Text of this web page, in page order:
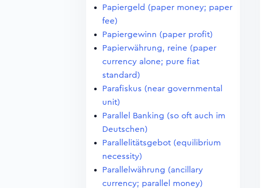
Papiergeld (paper money; paper
fee)
Papiergewinn (paper profit)
Papierwährung, reine (paper
currency alone; pure fiat
standard)
Parafiskus (near governmental
unit)
Parallel Banking (so oft auch im
Deutschen)
Parallelitätsgebot (equilibrium
necessity)
Parallelwährung (ancillary
currency; parallel money)